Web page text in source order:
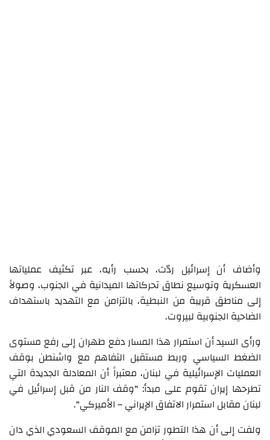
وأضاف أن إسرائيل ردّت، بحسب رأيه، عبر تكثيف عملياتها
العسكرية وتوسيع نطاق تحركاتها الميدانية في الجنوب، وصولاً
إلى مناطق قريبة من النبطية، بالتزامن مع التهديد باستهداف
الضاحية الجنوبية لبيروت.
ورأى السيد أن استمرار هذا المسار دفع طهران إلى رفع مستوى
الضغط السياسي وربط مستقبل التفاهم مع واشنطن بوقف
العمليات الإسرائيلية في لبنان، معتبراً أن المعادلة الجديدة التي
تطرحها إيران تقوم على مبدأ: "وقف النار من قبل إسرائيل في
لبنان مقابل استمرار الاتفاق الإيراني – الأميركي".
ولفت إلى أن هذا التطور تزامن مع الموقف السعودي الذي دان